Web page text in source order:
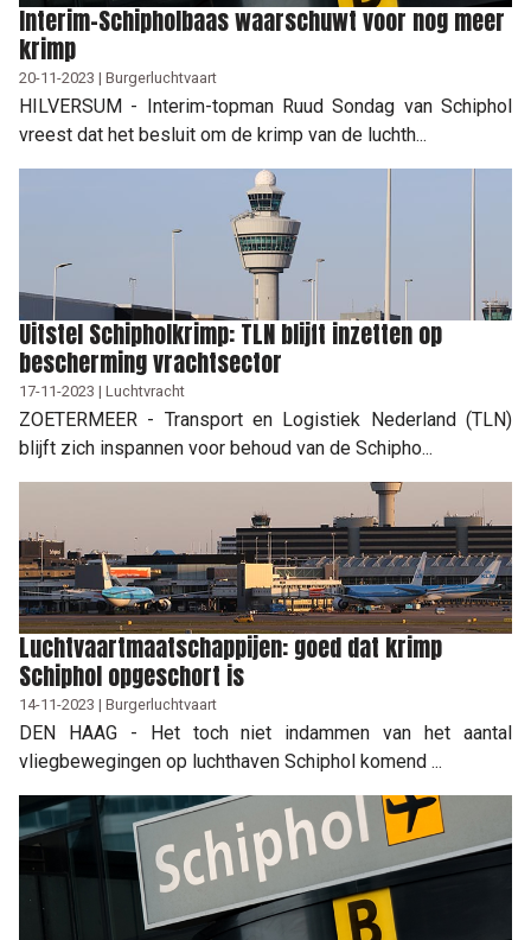
Interim-Schipholbaas waarschuwt voor nog meer
krimp
20-11-2023 | Burgerluchtvaart
HILVERSUM - Interim-topman Ruud Sondag van Schiphol
vreest dat het besluit om de krimp van de luchth...
Uitstel Schipholkrimp: TLN blijft inzetten op
bescherming vrachtsector
17-11-2023 | Luchtvracht
ZOETERMEER - Transport en Logistiek Nederland (TLN)
blijft zich inspannen voor behoud van de Schipho...
Luchtvaartmaatschappijen: goed dat krimp
Schiphol opgeschort is
14-11-2023 | Burgerluchtvaart
DEN HAAG - Het toch niet indammen van het aantal
vliegbewegingen op luchthaven Schiphol komend ...